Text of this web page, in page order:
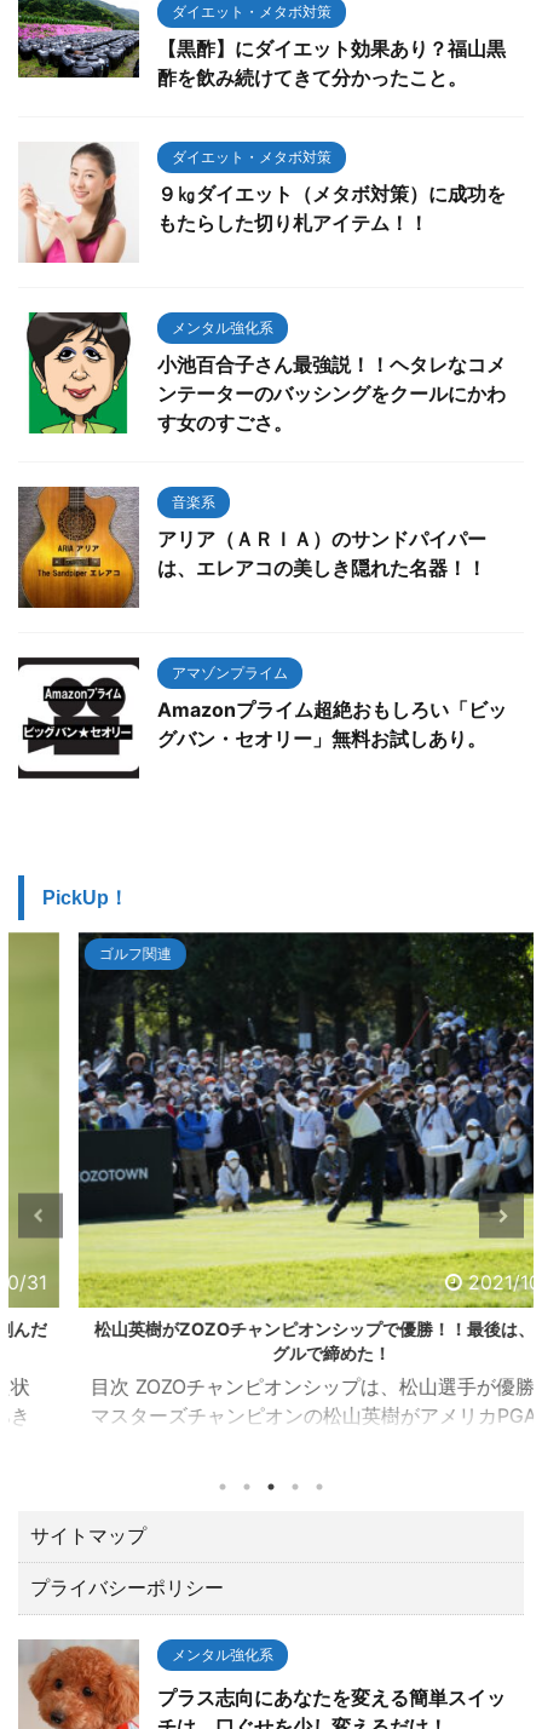
ダイエット・メタボ対策
【黒酢】にダイエット効果あり？福山黒
酢を飲み続けてきて分かったこと。
ダイエット・メタボ対策
９㎏ダイエット（メタボ対策）に成功を
もたらした切り札アイテム！！
メンタル強化系
小池百合子さん最強説！！ヘタレなコメ
ンテーターのバッシングをクールにかわ
す女のすごさ。
音楽系
アリア（ＡＲＩＡ）のサンドパイパー
は、エレアコの美しき隠れた名器！！
アマゾンプライム
Amazonプライム超絶おもしろい「ビッ
グバン・セオリー」無料お試しあり。
PickUp！
ゴルフ関連
2021/10/24
松山英樹がZOZOチャンピオンシップで優勝！！最後は、イー
グルで締めた！
目次 ZOZOチャンピオンシップは、松山選手が優勝！
マスターズチャンピオンの松山英樹がアメリカPGAツ
んと２億３００万円。日本ツアーと較べてひとケタ違
います。 最後の１８番ロングホールでは、２オンでワ
ンパットのイーグルで締める圧巻の終わり方でガッツ
ポーズ。 いやあカッコよすぎて「やったー！！」と思
わずTVに向って叫んでしまいました。 今回は、肝心な
とこ ...
サイトマップ
プライバシーポリシー
メンタル強化系
プラス志向にあなたを変える簡単スイッ